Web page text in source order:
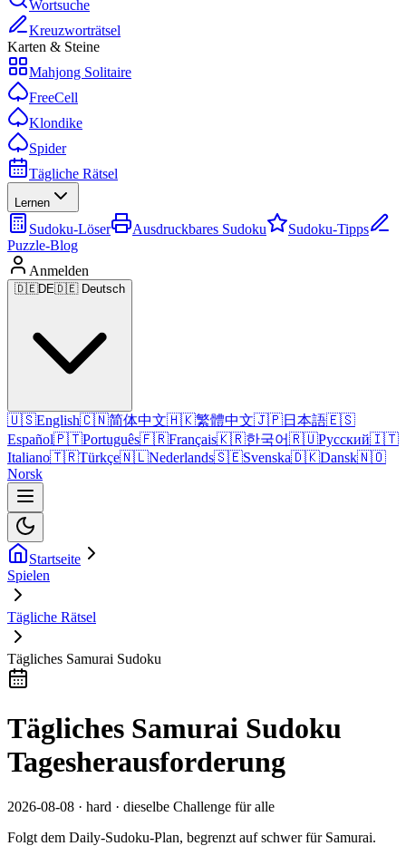
Wortsuche
Kreuzworträtsel
Karten & Steine
Mahjong Solitaire
FreeCell
Klondike
Spider
Tägliche Rätsel
Lernen
Sudoku-Löser Ausdruckbares Sudoku
Sudoku-Tipps
Puzzle-Blog
Anmelden
🇩🇪DE🇩🇪 Deutsch
🇺🇸English🇨🇳简体中文🇭🇰繁體中文🇯🇵日本語🇪🇸
Español🇵🇹Português🇫🇷Français🇰🇷한국어🇷🇺Русский🇮🇹
Italiano🇹🇷Türkçe🇳🇱Nederlands🇸🇪Svenska🇩🇰Dansk🇳🇴
Norsk
Startseite
Spielen
Tägliche Rätsel
Tägliches Samurai Sudoku
Tägliches Samurai Sudoku
Tagesherausforderung
2026-08-08 · hard · dieselbe Challenge für alle
Folgt dem Daily-Sudoku-Plan, begrenzt auf schwer für Samurai.